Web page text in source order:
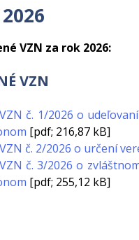
VZN za rok 2026:
VZN
VZN č. 1/2026 o
[pdf; 216,87 kB]
VZN č. 2/2026 o určení
VZN č. 3/2026 o
[pdf; 255,12 kB]